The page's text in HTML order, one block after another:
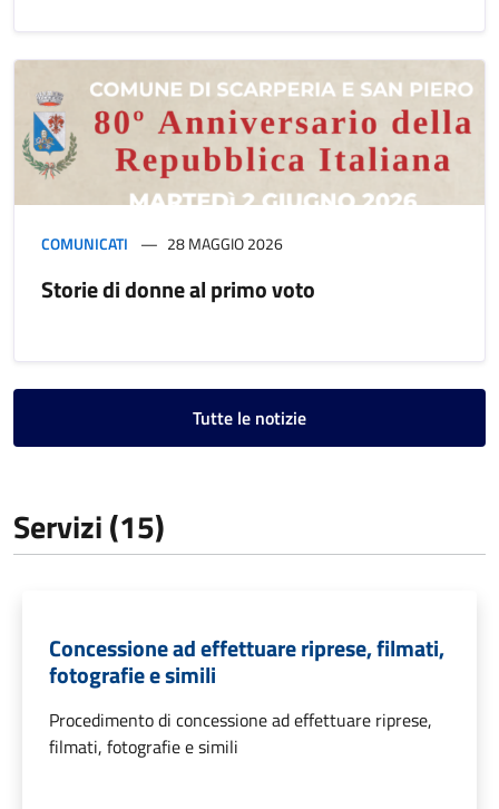
COMUNICATI 28 MAGGIO 2026
Storie di donne al primo voto
Tutte le notizie
Servizi (15)
Concessione ad effettuare riprese, filmati,
fotografie e simili
Procedimento di concessione ad effettuare riprese,
filmati, fotografie e simili